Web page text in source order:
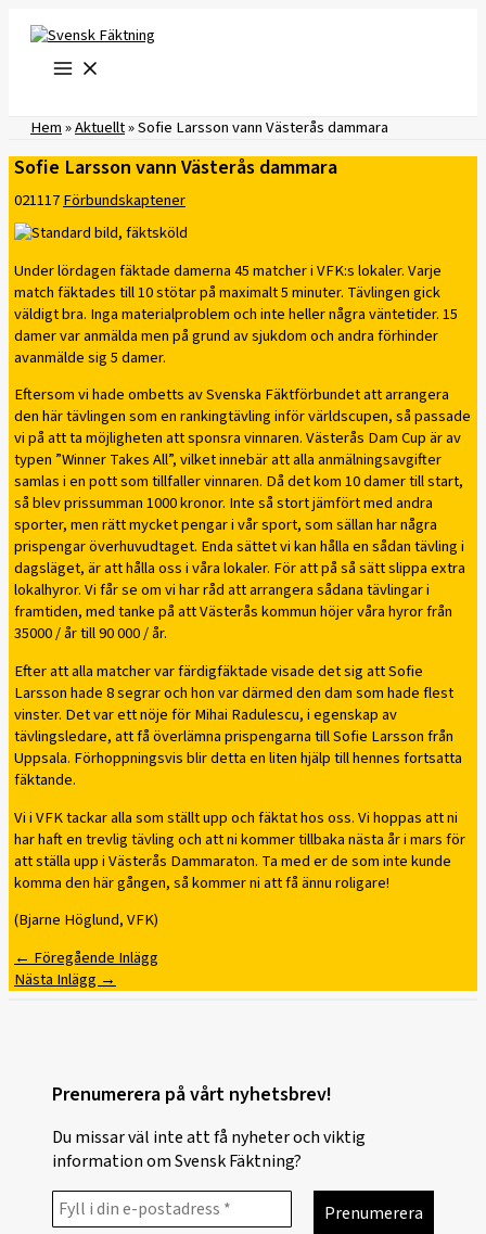
innehåll
Hem»Aktuellt»Sofie Larsson vann Västerås dammara
Sofie Larsson vann Västerås dammara
021117Förbundskaptener
Under lördagen fäktade damerna 45 matcher i VFK:s lokaler. Varje
match fäktades till 10 stötar på maximalt 5 minuter. Tävlingen gick
väldigt bra. Inga materialproblem och inte heller några väntetider. 15
damer var anmälda men på grund av sjukdom och andra förhinder
avanmälde sig 5 damer.
Eftersom vi hade ombetts av Svenska Fäktförbundet att arrangera
den här tävlingen som en rankingtävling inför världscupen, så passade
vi på att ta möjligheten att sponsra vinnaren. Västerås Dam Cup är av
typen ”Winner Takes All”, vilket innebär att alla anmälningsavgifter
samlas i en pott som tillfaller vinnaren. Då det kom 10 damer till start,
så blev prissumman 1000 kronor. Inte så stort jämfört med andra
sporter, men rätt mycket pengar i vår sport, som sällan har några
prispengar överhuvudtaget. Enda sättet vi kan hålla en sådan tävling i
dagsläget, är att hålla oss i våra lokaler. För att på så sätt slippa extra
lokalhyror. Vi får se om vi har råd att arrangera sådana tävlingar i
framtiden, med tanke på att Västerås kommun höjer våra hyror från
35000 / år till 90 000 / år.
Efter att alla matcher var färdigfäktade visade det sig att Sofie
Larsson hade 8 segrar och hon var därmed den dam som hade flest
vinster. Det var ett nöje för Mihai Radulescu, i egenskap av
tävlingsledare, att få överlämna prispengarna till Sofie Larsson från
Uppsala. Förhoppningsvis blir detta en liten hjälp till hennes fortsatta
fäktande.
Vi i VFK tackar alla som ställt upp och fäktat hos oss. Vi hoppas att ni
har haft en trevlig tävling och att ni kommer tillbaka nästa år i mars för
att ställa upp i Västerås Dammaraton. Ta med er de som inte kunde
komma den här gången, så kommer ni att få ännu roligare!
(Bjarne Höglund, VFK)
← Föregående Inlägg
Nästa Inlägg →
Prenumerera på vårt nyhetsbrev!
Du missar väl inte att få nyheter och viktig
information om Svensk Fäktning?